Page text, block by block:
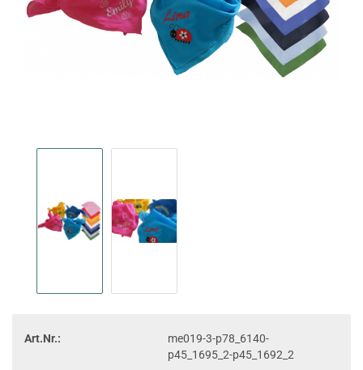
Art.Nr.:
me019-3-p78_6140-
p45_1695_2-p45_1692_2